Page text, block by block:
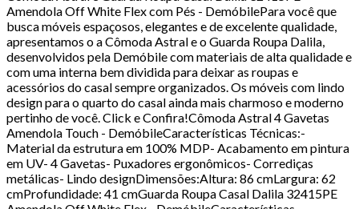
Amendola Off White Flex com Pés - DemóbilePara você que
busca móveis espaçosos, elegantes e de excelente qualidade,
apresentamos o a Cômoda Astral e o Guarda Roupa Dalila,
desenvolvidos pela Demóbile com materiais de alta qualidade e
com uma interna bem dividida para deixar as roupas e
acessórios do casal sempre organizados. Os móveis com lindo
design para o quarto do casal ainda mais charmoso e moderno
pertinho de você. Click e Confira!Cômoda Astral 4 Gavetas
Amendola Touch - DemóbileCaracterísticas Técnicas:-
Material da estrutura em 100% MDP- Acabamento em pintura
em UV- 4 Gavetas- Puxadores ergonômicos- Corrediças
metálicas- Lindo designDimensões:Altura: 86 cmLargura: 62
cmProfundidade: 41 cmGuarda Roupa Casal Dalila 32415PE